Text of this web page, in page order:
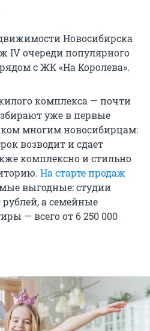
Новосибирска
IV очереди популярного
с ЖК «На Королева».
комплекса — почти
уже в первые
многим новосибирцам:
возводит и сдает
комплексно и стильно
На старте продаж
выгодные: студии
рублей, а семейные
— всего от 6 250 000